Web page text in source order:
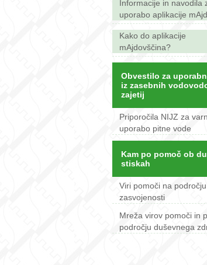
Informacije in navodila
uporabo aplikacije
Kako do aplikacije
mAjdovščina?
Obvestilo za
iz zasebnih
zajetij
Priporočila NIJZ za
uporabo pitne vode
Kam po pomoč ob
stiskah
Viri pomoči na
zasvojenosti
Mreža virov pomoči in
področju duševnega